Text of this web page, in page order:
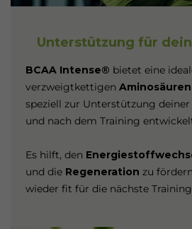
Unterstützung für
BCAA Intense® bietet eine
verzweigtkettigen Aminosäuren
speziell zur Unterstützung
und nach dem Training
Es hilft, den
und die Regeneration zu
wieder fit für die nächste